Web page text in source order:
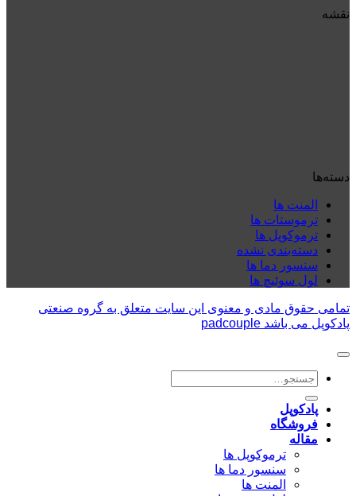
نقشه
دسته‌ها
المنت ها
ترموستات ها
ترموکوپل ها
دسته‌بندی نشده
سنسور دما ها
لول سوئیچ ها
تمامی حقوق مادی و معنوی این سایت متعلق به گروه صنعتی
پادکوپل می باشد padcouple
جستجو
پادکوپل
فروشگاه
مقاله
ترموکوپل ها
سنسور دما ها
المنت ها